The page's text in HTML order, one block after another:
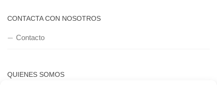
CONTACTA CON NOSOTROS
Contacto
QUIENES SOMOS